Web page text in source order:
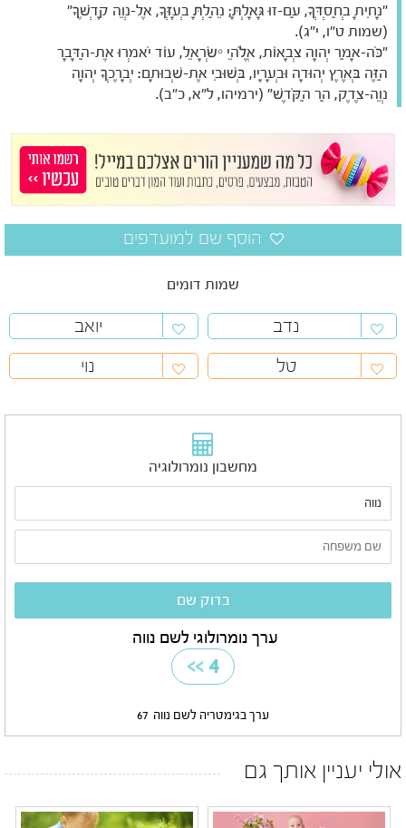
"נָחִיתָ בְחַסְדְּךָ, עַם-זוּ גָּאָלְתָּ; נֵהַלְתָּ בְעָזְּךָ, אֶל-נְוֵה קָדְשֶׁךָ"
(שמות ט"ו, י"ג).
"כֹּה-אָמַר יְהוָה צְבָאוֹת, אֱלֹהֵי יִשְׂרָאֵל, עוֹד יֹאמְרוּ אֶת-הַדָּבָר
הַזֶּה בְּאֶרֶץ יְהוּדָה וּבְעָרָיו, בְּשׁוּבִי אֶת-שְׁבוּתָם: יְבָרֶכְךָ יְהוָה
נְוֵה-צֶדֶק, הַר הַקֹּדֶשׁ" (ירמיהו, ל"א, כ"ב).
שמות דומים
נדב
יואב
טל
נוי
מחשבון נומרולוגיה
ערך נומרולוגי לשם נווה
4
>>
ערך בגימטריה לשם נווה 67
אולי יעניין אותך גם